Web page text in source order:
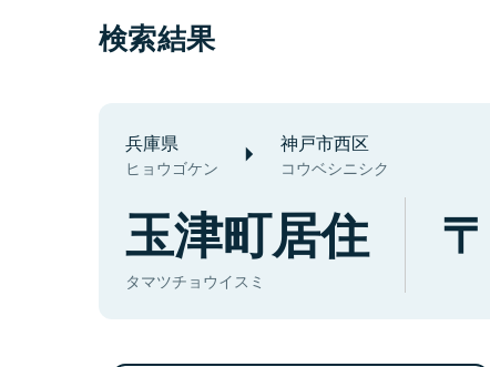
検索結果
兵庫県
ヒョウゴケン
神戸市西区
コウベシニシク
玉津町居住
タマツチョウイスミ